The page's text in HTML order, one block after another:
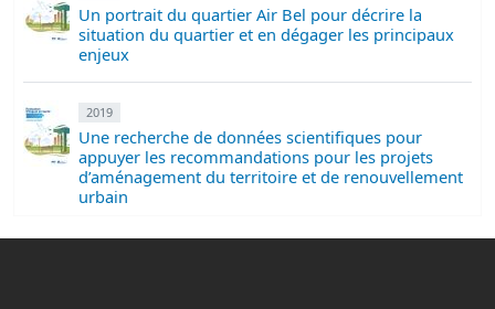
Un portrait du quartier Air Bel pour décrire la
situation du quartier et en dégager les principaux
enjeux
2019
Une recherche de données scientifiques pour
appuyer les recommandations pour les projets
d’aménagement du territoire et de renouvellement
urbain